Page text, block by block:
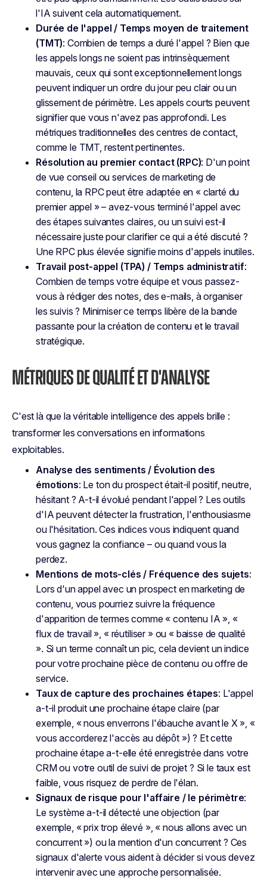
l'IA suivent cela automatiquement.
Durée de l'appel / Temps moyen de traitement
(TMT): Combien de temps a duré l'appel ? Bien que
les appels longs ne soient pas intrinsèquement
mauvais, ceux qui sont exceptionnellement longs
peuvent indiquer un ordre du jour peu clair ou un
glissement de périmètre. Les appels courts peuvent
signifier que vous n'avez pas approfondi. Les
métriques traditionnelles des centres de contact,
comme le TMT, restent pertinentes.
Résolution au premier contact (RPC): D'un point
de vue conseil ou services de marketing de
contenu, la RPC peut être adaptée en « clarté du
premier appel » – avez-vous terminé l'appel avec
des étapes suivantes claires, ou un suivi est-il
nécessaire juste pour clarifier ce qui a été discuté ?
Une RPC plus élevée signifie moins d'appels inutiles.
Travail post-appel (TPA) / Temps administratif:
Combien de temps votre équipe et vous passez-
vous à rédiger des notes, des e-mails, à organiser
les suivis ? Minimiser ce temps libère de la bande
passante pour la création de contenu et le travail
stratégique.
MÉTRIQUES DE QUALITÉ ET D'ANALYSE
C'est là que la véritable intelligence des appels brille :
transformer les conversations en informations
exploitables.
Analyse des sentiments / Évolution des
émotions: Le ton du prospect était-il positif, neutre,
hésitant ? A-t-il évolué pendant l'appel ? Les outils
d'IA peuvent détecter la frustration, l'enthousiasme
ou l'hésitation. Ces indices vous indiquent quand
vous gagnez la confiance – ou quand vous la
perdez.
Mentions de mots-clés / Fréquence des sujets:
Lors d'un appel avec un prospect en marketing de
contenu, vous pourriez suivre la fréquence
d'apparition de termes comme « contenu IA », «
flux de travail », « réutiliser » ou « baisse de qualité
». Si un terme connaît un pic, cela devient un indice
pour votre prochaine pièce de contenu ou offre de
service.
Taux de capture des prochaines étapes: L'appel
a-t-il produit une prochaine étape claire (par
exemple, « nous enverrons l'ébauche avant le X », «
vous accorderez l'accès au dépôt ») ? Et cette
prochaine étape a-t-elle été enregistrée dans votre
CRM ou votre outil de suivi de projet ? Si le taux est
faible, vous risquez de perdre de l'élan.
Signaux de risque pour l'affaire / le périmètre:
Le système a-t-il détecté une objection (par
exemple, « prix trop élevé », « nous allons avec un
concurrent ») ou la mention d'un concurrent ? Ces
signaux d'alerte vous aident à décider si vous devez
intervenir avec une approche personnalisée.